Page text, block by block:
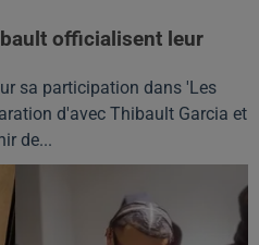
officialisent leur
sa participation dans 'Les
d'avec Thibault Garcia et
de...